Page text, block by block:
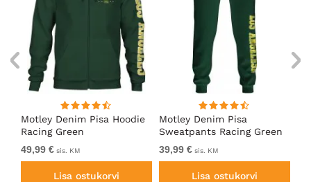
Motley Denim Pisa Hoodie
Racing Green
49,99 € sis. KM
Lisa ostukorvi
Motley Denim Pisa
Sweatpants Racing Green
39,99 € sis. KM
Lisa ostukorvi